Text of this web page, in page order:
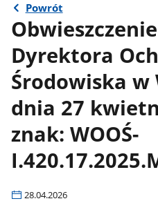
Powrót
Dyrektora
Środowiska w
dnia 27
znak: WOOŚ-
28.04.2026